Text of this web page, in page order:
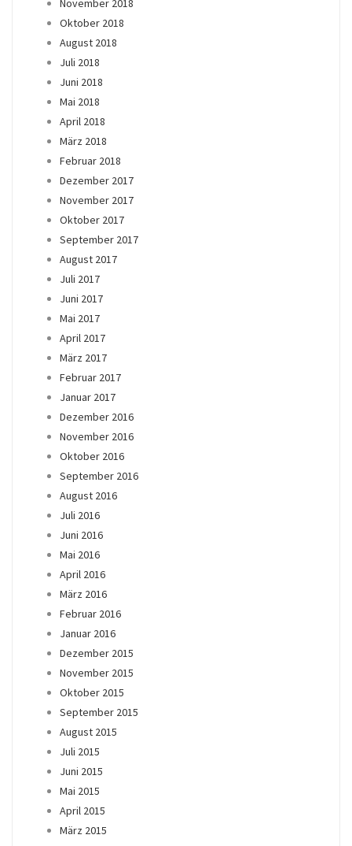
November 2018
Oktober 2018
August 2018
Juli 2018
Juni 2018
Mai 2018
April 2018
März 2018
Februar 2018
Dezember 2017
November 2017
Oktober 2017
September 2017
August 2017
Juli 2017
Juni 2017
Mai 2017
April 2017
März 2017
Februar 2017
Januar 2017
Dezember 2016
November 2016
Oktober 2016
September 2016
August 2016
Juli 2016
Juni 2016
Mai 2016
April 2016
März 2016
Februar 2016
Januar 2016
Dezember 2015
November 2015
Oktober 2015
September 2015
August 2015
Juli 2015
Juni 2015
Mai 2015
April 2015
März 2015